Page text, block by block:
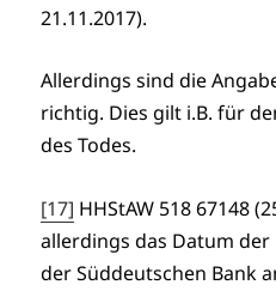
21.11.2017).
Allerdings sind die
richtig. Dies gilt i.B. für
des Todes.
[17] HHStAW 518 67148
allerdings das Datum
der Süddeutschen Bank